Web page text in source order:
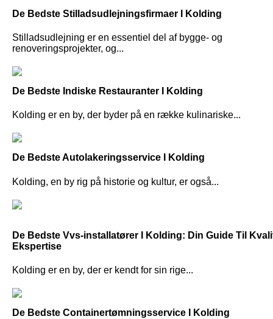
De Bedste Stilladsudlejningsfirmaer I Kolding
Stilladsudlejning er en essentiel del af bygge- og
renoveringsprojekter, og...
De Bedste Indiske Restauranter I Kolding
Kolding er en by, der byder på en række kulinariske...
De Bedste Autolakeringsservice I Kolding
Kolding, en by rig på historie og kultur, er også...
De Bedste Vvs-installatører I Kolding: Din Guide Til
Ekspertise
Kolding er en by, der er kendt for sin rige...
De Bedste Containertømningsservice I Kolding